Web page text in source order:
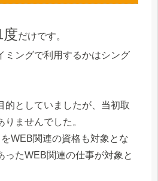
度だけです。
ミングで利用するかはシング
的としていましたが、当初取
ませんでした。
WEB関連の資格も対象とな
ったWEB関連の仕事が対象と